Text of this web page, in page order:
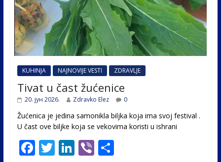
KUHINJA NAJNOVIJE VESTI ZDRAVLJE
Tivat u čast žućenice
20. јун 2026. Zdravko Elez 0
Žućenica je jedina samonikla biljka koja ima svoj festival .
U čast ovе biljke koja se vekovima koristi u ishrani
F T Li Vi S